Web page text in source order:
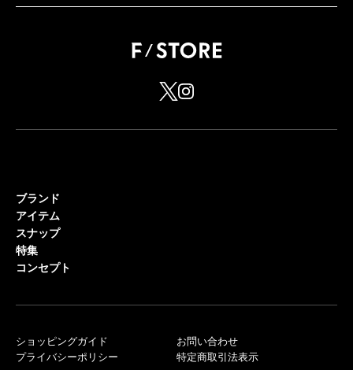
ブランド
アイテム
スナップ
特集
コンセプト
ショッピングガイド
プライバシーポリシー
お問い合わせ
特定商取引法表示